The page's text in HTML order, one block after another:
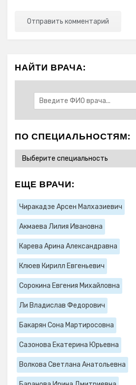
НАЙТИ ВРАЧА:
ПО СПЕЦИАЛЬНОСТЯМ:
ЕЩЕ ВРАЧИ:
Чиракадзе Арсен Малхазиевич
Акмаева Лилия Ивановна
Карева Арина Александравна
Клюев Кирилл Евгеньевич
Сорокина Евгения Михайловна
Ли Владислав Федорович
Бакарян Сона Мартиросовна
Сазонова Екатерина Юрьевна
Волкова Светлана Анатольевна